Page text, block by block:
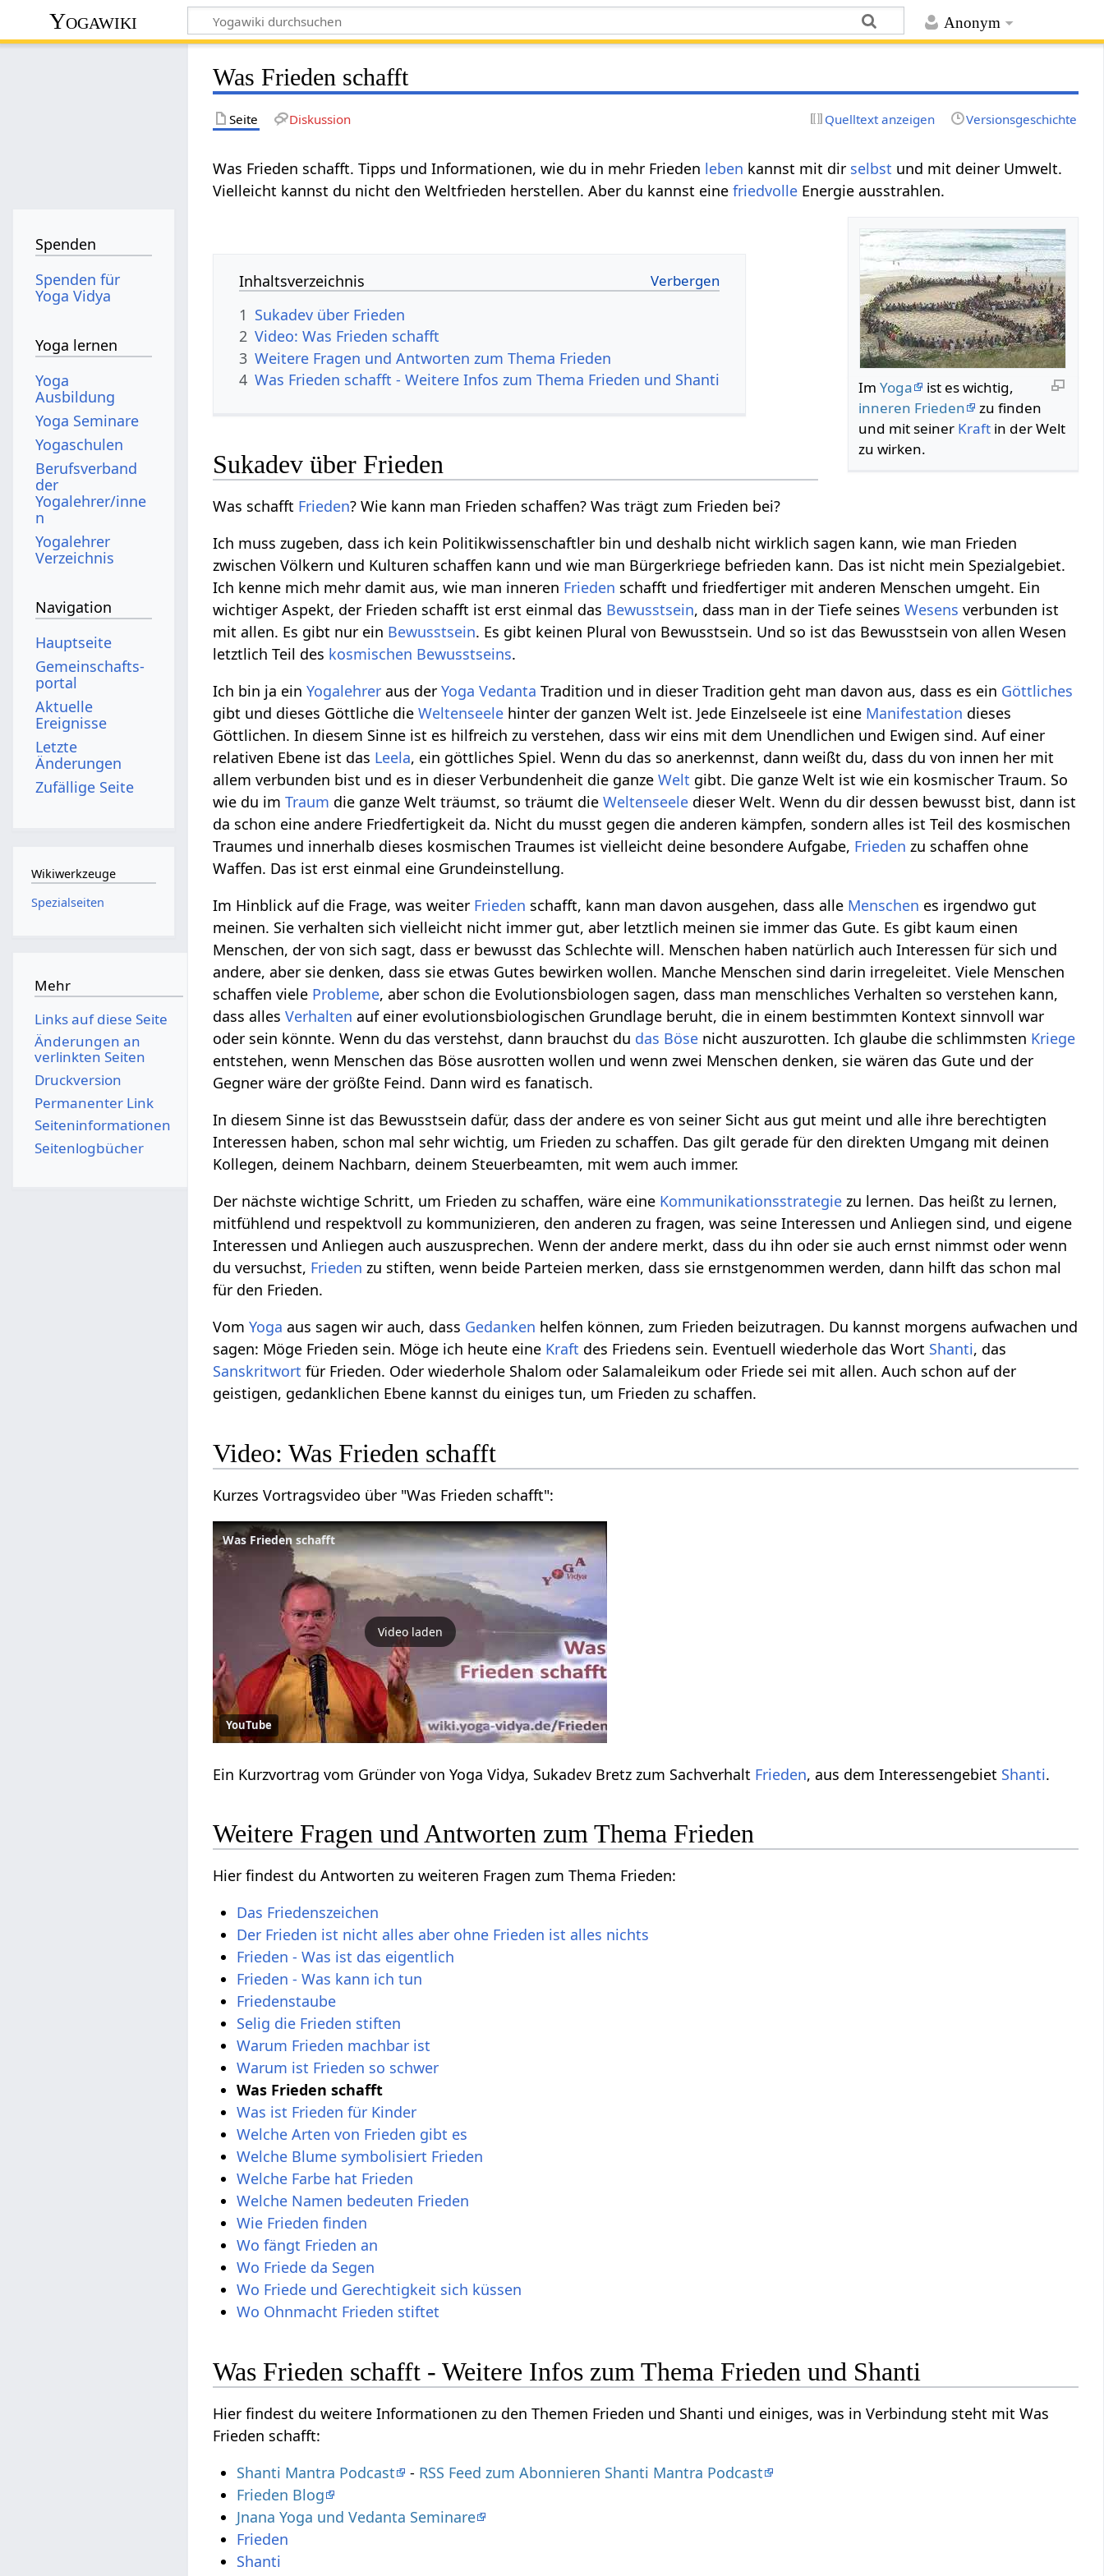
Anonym
Yogawiki
Was Frieden schafft
Seite Diskussion Quelltext anzeigen Versionsgeschichte
Was Frieden schafft. Tipps und Informationen, wie du in mehr Frieden leben kannst mit dir selbst und mit deiner Umwelt.
Vielleicht kannst du nicht den Weltfrieden herstellen. Aber du kannst einefriedvolle Energie ausstrahlen.
ImYoga
ist es wichtig,
inneren Frieden
zu finden
und mit seiner Kraft in der Welt
zu wirken.
Inhaltsverzeichnis
1 Sukadev über Frieden
2 Video: Was Frieden schafft
3 Weitere Fragen und Antworten zum Thema Frieden
4 Was Frieden schafft - Weitere Infos zum Thema Frieden und Shanti
Sukadev über Frieden
Was schafft Frieden? Wie kann man Frieden schaffen? Was trägt zum Frieden bei?
Ich muss zugeben, dass ich kein Politikwissenschaftler bin und deshalb nicht wirklich sagen kann, wie man Frieden
zwischen Völkern und Kulturen schaffen kann und wie man Bürgerkriege befrieden kann. Das ist nicht mein Spezialgebiet.
Ich kenne mich mehr damit aus, wie man inneren Frieden schafft und friedfertiger mit anderen Menschen umgeht. Ein
wichtiger Aspekt, der Frieden schafft ist erst einmal das Bewusstsein, dass man in der Tiefe seinesWesens verbunden ist
mit allen. Es gibt nur ein Bewusstsein. Es gibt keinen Plural von Bewusstsein. Und so ist das Bewusstsein von allen Wesen
letztlich Teil des kosmischen Bewusstseins.
Ich bin ja einYogalehrer aus derYoga Vedanta Tradition und in dieser Tradition geht man davon aus, dass es ein Göttliches
gibt und dieses Göttliche dieWeltenseele hinter der ganzen Welt ist. Jede Einzelseele ist eine Manifestation dieses
Göttlichen. In diesem Sinne ist es hilfreich zu verstehen, dass wir eins mit dem Unendlichen und Ewigen sind. Auf einer
relativen Ebene ist das Leela, ein göttliches Spiel. Wenn du das so anerkennst, dann weißt du, dass du von innen her mit
allem verbunden bist und es in dieser Verbundenheit die ganzeWelt gibt. Die ganze Welt ist wie ein kosmischer Traum. So
wie du imTraum die ganze Welt träumst, so träumt dieWeltenseele dieser Welt. Wenn du dir dessen bewusst bist, dann ist
da schon eine andere Friedfertigkeit da. Nicht du musst gegen die anderen kämpfen, sondern alles ist Teil des kosmischen
Traumes und innerhalb dieses kosmischen Traumes ist vielleicht deine besondere Aufgabe, Frieden zu schaffen ohne
Waffen. Das ist erst einmal eine Grundeinstellung.
Im Hinblick auf die Frage, was weiter Frieden schafft, kann man davon ausgehen, dass alle Menschen es irgendwo gut
meinen. Sie verhalten sich vielleicht nicht immer gut, aber letztlich meinen sie immer das Gute. Es gibt kaum einen
Menschen, der von sich sagt, dass er bewusst das Schlechte will. Menschen haben natürlich auch Interessen für sich und
andere, aber sie denken, dass sie etwas Gutes bewirken wollen. Manche Menschen sind darin irregeleitet. Viele Menschen
schaffen viele Probleme, aber schon die Evolutionsbiologen sagen, dass man menschliches Verhalten so verstehen kann,
dass allesVerhalten auf einer evolutionsbiologischen Grundlage beruht, die in einem bestimmten Kontext sinnvoll war
oder sein könnte. Wenn du das verstehst, dann brauchst du das Böse nicht auszurotten. Ich glaube die schlimmsten Kriege
entstehen, wenn Menschen das Böse ausrotten wollen und wenn zwei Menschen denken, sie wären das Gute und der
Gegner wäre der größte Feind. Dann wird es fanatisch.
In diesem Sinne ist das Bewusstsein dafür, dass der andere es von seiner Sicht aus gut meint und alle ihre berechtigten
Interessen haben, schon mal sehr wichtig, um Frieden zu schaffen. Das gilt gerade für den direkten Umgang mit deinen
Kollegen, deinem Nachbarn, deinem Steuerbeamten, mit wem auch immer.
Der nächste wichtige Schritt, um Frieden zu schaffen, wäre eine Kommunikationsstrategie zu lernen. Das heißt zu lernen,
mitfühlend und respektvoll zu kommunizieren, den anderen zu fragen, was seine Interessen und Anliegen sind, und eigene
Interessen und Anliegen auch auszusprechen. Wenn der andere merkt, dass du ihn oder sie auch ernst nimmst oder wenn
du versuchst, Frieden zu stiften, wenn beide Parteien merken, dass sie ernstgenommen werden, dann hilft das schon mal
für den Frieden.
VomYoga aus sagen wir auch, dass Gedanken helfen können, zum Frieden beizutragen. Du kannst morgens aufwachen und
sagen: Möge Frieden sein. Möge ich heute eine Kraft des Friedens sein. Eventuell wiederhole das Wort Shanti, das
Sanskritwort für Frieden. Oder wiederhole Shalom oder Salamaleikum oder Friede sei mit allen. Auch schon auf der
geistigen, gedanklichen Ebene kannst du einiges tun, um Frieden zu schaffen.
Video: Was Frieden schafft
Kurzes Vortragsvideo über "Was Frieden schafft":
Was Frieden schafft
Video laden
YouTube
Ein Kurzvortrag vom Gründer von Yoga Vidya, Sukadev Bretz zum Sachverhalt Frieden, aus dem Interessengebiet Shanti.
Weitere Fragen und Antworten zum Thema Frieden
Hier findest du Antworten zu weiteren Fragen zum Thema Frieden:
Das Friedenszeichen
Der Frieden ist nicht alles aber ohne Frieden ist alles nichts
Frieden - Was ist das eigentlich
Frieden - Was kann ich tun
Friedenstaube
Selig die Frieden stiften
Warum Frieden machbar ist
Warum ist Frieden so schwer
Was Frieden schafft
Was ist Frieden für Kinder
Welche Arten von Frieden gibt es
Welche Blume symbolisiert Frieden
Welche Farbe hat Frieden
Welche Namen bedeuten Frieden
Wie Frieden finden
Wo fängt Frieden an
Wo Friede da Segen
Wo Friede und Gerechtigkeit sich küssen
Wo Ohnmacht Frieden stiftet
Was Frieden schafft - Weitere Infos zum Thema Frieden und Shanti
Hier findest du weitere Informationen zu den Themen Frieden und Shanti und einiges, was in Verbindung steht mit Was
Frieden schafft:
Shanti Mantra Podcast
- RSS Feed zum Abonnieren Shanti Mantra Podcast
Frieden Blog
Jnana Yoga und Vedanta Seminare
Frieden
Shanti
Spenden
Spenden für
Yoga Vidya
Yoga lernen
Yoga
Ausbildung
Yoga Seminare
Yogaschulen
Berufsverband
der
Yogalehrer/inne
n
Yogalehrer
Verzeichnis
Navigation
Hauptseite
Gemeinschafts­
portal
Aktuelle
Ereignisse
Letzte
Änderungen
Zufällige Seite
Wikiwerkzeuge
Spezialseiten
Mehr
Links auf diese Seite
Änderungen an
verlinkten Seiten
Druckversion
Permanenter Link
Seiten­­informationen
Seitenlogbücher